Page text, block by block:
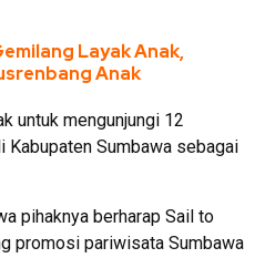
Layak Anak,
Anak
untuk mengunjungi 12
Sumbawa sebagai
pihaknya berharap Sail to
promosi pariwisata Sumbawa